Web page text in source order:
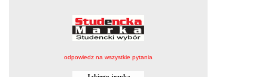
odpowiedz na wszystkie pytania